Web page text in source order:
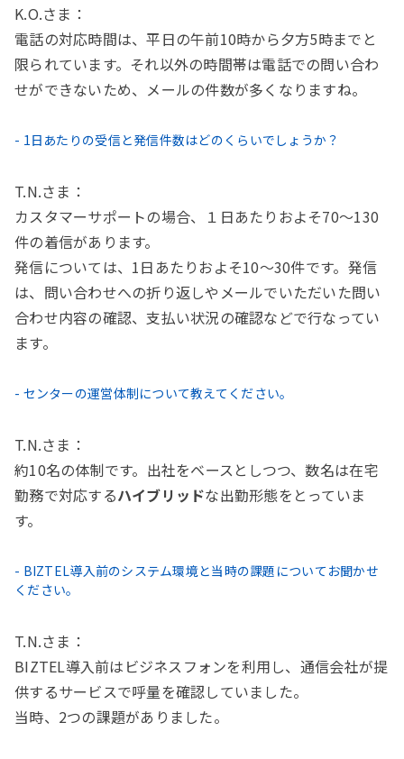
K.O.さま：
電話の対応時間は、平日の午前10時から夕方5時までと
限られています。それ以外の時間帯は電話での問い合わ
せができないため、メールの件数が多くなりますね。
- 1日あたりの受信と発信件数はどのくらいでしょうか？
T.N.さま：
カスタマーサポートの場合、１日あたりおよそ70〜130
件の着信があります。
発信については、1日あたりおよそ10〜30件です。発信
は、問い合わせへの折り返しやメールでいただいた問い
合わせ内容の確認、支払い状況の確認などで行なってい
ます。
- センターの運営体制について教えてください。
T.N.さま：
約10名の体制です。出社をベースとしつつ、数名は在宅
勤務で対応するハイブリッドな出勤形態をとっていま
す。
- BIZTEL導入前のシステム環境と当時の課題についてお聞かせ
ください。
T.N.さま：
BIZTEL導入前はビジネスフォンを利用し、通信会社が提
供するサービスで呼量を確認していました。
当時、2つの課題がありました。